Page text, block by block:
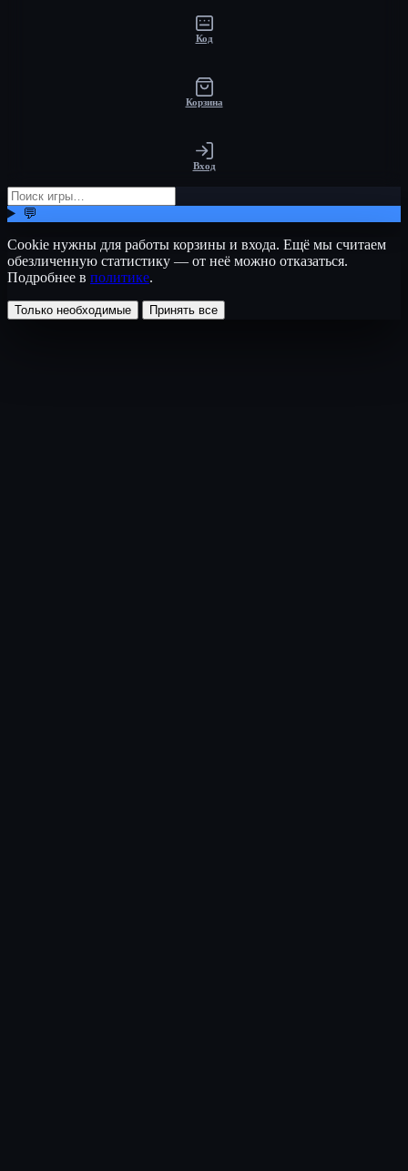
Код
Корзина
Вход
💬
Cookie нужны для работы корзины и входа. Ещё мы считаем
обезличенную статистику — от неё можно отказаться.
Подробнее в политике.
Только необходимые Принять все